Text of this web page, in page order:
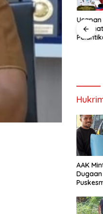
Ucapan
Selamat Atas
Pelantikan
Bupati dan
Wakil Bupati
Alor
Ucapan
AAK